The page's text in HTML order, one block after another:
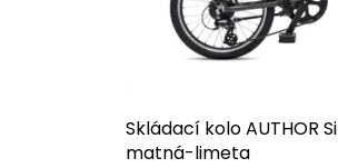
Skládací kolo AUTHOR
matná-limeta